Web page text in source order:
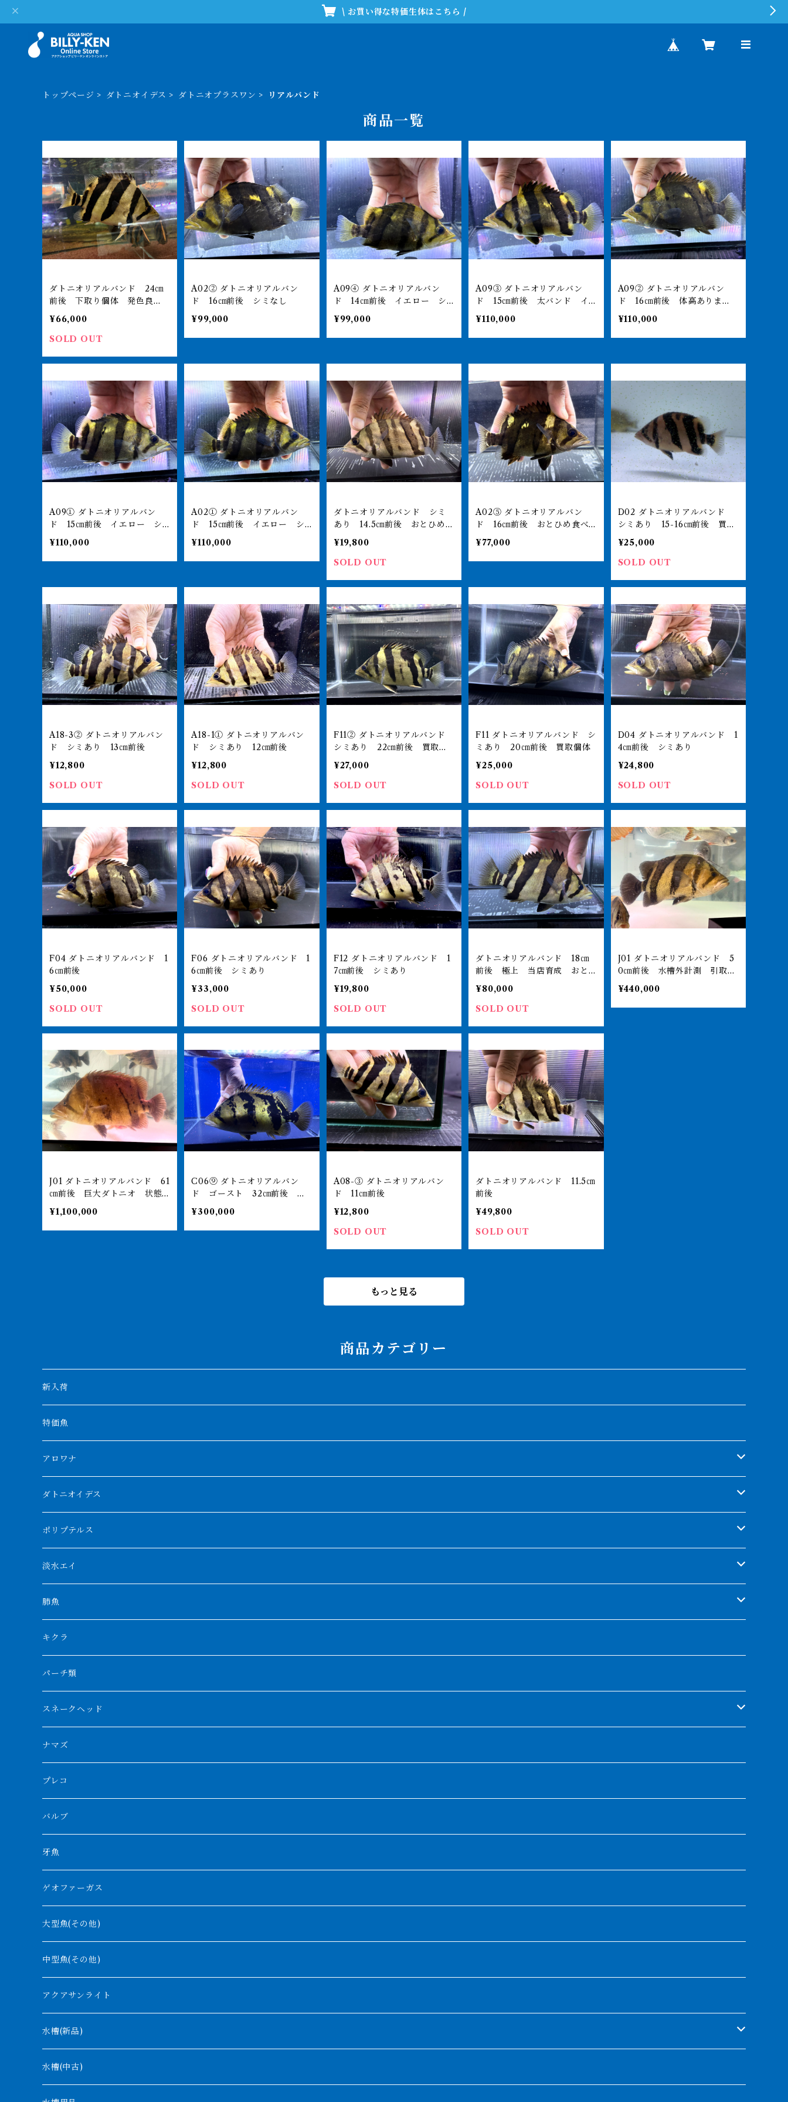
\ お買い得な特価生体はこちら /
トップページ ダトニオイデス ダトニオプラスワン リアルバンド
商品一覧
ダトニオリアルバンド 24㎝
前後 下取り個体 発色良
好 おとひめ食べます
¥66,000
SOLD OUT
A02② ダトニオリアルバン
ド 16㎝前後 シミなし
¥99,000
A09④ ダトニオリアルバン
ド 14㎝前後 イエロー シ
ミなし
¥99,000
A09③ ダトニオリアルバン
ド 15㎝前後 太バンド イ
エロー シミなし 目の傷は
掬った際のもの
¥110,000
A09② ダトニオリアルバン
ド 16㎝前後 体高ありま
す シミなし
¥110,000
A09① ダトニオリアルバン
ド 15㎝前後 イエロー シ
ミなし
¥110,000
A02① ダトニオリアルバン
ド 15㎝前後 イエロー シ
ミなし
¥110,000
ダトニオリアルバンド シミ
あり 14.5㎝前後 おとひめ食
べます
¥19,800
SOLD OUT
A02⑤ ダトニオリアルバン
ド 16㎝前後 おとひめ食べ
ます
¥77,000
D02 ダトニオリアルバンド
シミあり 15-16㎝前後 買取
個体
¥25,000
SOLD OUT
A18-3② ダトニオリアルバン
ド シミあり 13㎝前後
¥12,800
SOLD OUT
A18-1① ダトニオリアルバン
ド シミあり 12㎝前後
¥12,800
SOLD OUT
F11② ダトニオリアルバンド
シミあり 22㎝前後 買取個
体
¥27,000
SOLD OUT
F11 ダトニオリアルバンド シ
ミあり 20㎝前後 買取個体
¥25,000
SOLD OUT
D04 ダトニオリアルバンド 1
4㎝前後 シミあり
¥24,800
SOLD OUT
F04 ダトニオリアルバンド 1
6㎝前後
¥50,000
SOLD OUT
F06 ダトニオリアルバンド 1
6㎝前後 シミあり
¥33,000
SOLD OUT
F12 ダトニオリアルバンド 1
7㎝前後 シミあり
¥19,800
SOLD OUT
ダトニオリアルバンド 18㎝
前後 極上 当店育成 おと
¥80,000
SOLD OUT
J01 ダトニオリアルバンド 5
0㎝前後 水槽外計測 引取or
納品
¥440,000
J01 ダトニオリアルバンド 61
㎝前後 巨大ダトニオ 状態
良好 引取or納品
¥1,100,000
C06⑨ ダトニオリアルバン
ド ゴースト 32㎝前後 お
とひめ食べます
¥300,000
A08-③ ダトニオリアルバン
ド 11㎝前後
¥12,800
SOLD OUT
ダトニオリアルバンド 11.5㎝
前後
¥49,800
SOLD OUT
もっと見る
商品カテゴリー
新入荷
特価魚
アロワナ
クンパイ
アブソリュートレッド
AGUS スーパーレッドF4
特殊アロワナ
厳選 過背金龍
フルゴールデンクロスバック
ブルーベースクロスバック
BILLY-KENオリジナルブランド紅龍
チョッパーレッド
ブルレッド
その他アジアアロワナ
特殊個体
紅龍
バンジャール
シルバーアロワナ
ブラックアロワナ
ノーザンバラムンディ
その他アロワナ
ダトニオイデス
シャムタイガー
特殊ダトニオ
ダトニオプラスワン
リアルバンド
フォークバンド
フォーバータイガー
メニーバータイガー
ニューギニアダトニオ
ポリプテルス
モンスターポリプ
特殊ポリプ
プラチナ個体
ショート個体
ハイブリッドポリプ
エンドリケリー
ギニア
ナイジェリア
ナイルビチャー
ナポレオンビチャー
バロ川
ビキールビキール
トゥルカナ湖
タンガニーカビチャー
アンソルギー
コウロントン
ラプラディ
ギニア
ナイジェリア
コンギクス
オルナティピンニス
コンゴ
タンガニーカ
ウィークシー
モケレンベンベ
デルヘッジ
淡水エイ
シナガワダイヤ
ダイヤモンドポルカ
クロコダイル
その他淡水エイ
肺魚
ネオケラ
その他肺魚
キクラ
パーチ類
スネークヘッド
チャンナバルカ
大型スネークヘッド
中型スネークヘッド
小型スネークヘッド
ナマズ
プレコ
バルブ
牙魚
ゲオファーガス
大型魚(その他)
中型魚(その他)
アクアサンライト
水槽(新品)
1200mm以下
水槽(中古)